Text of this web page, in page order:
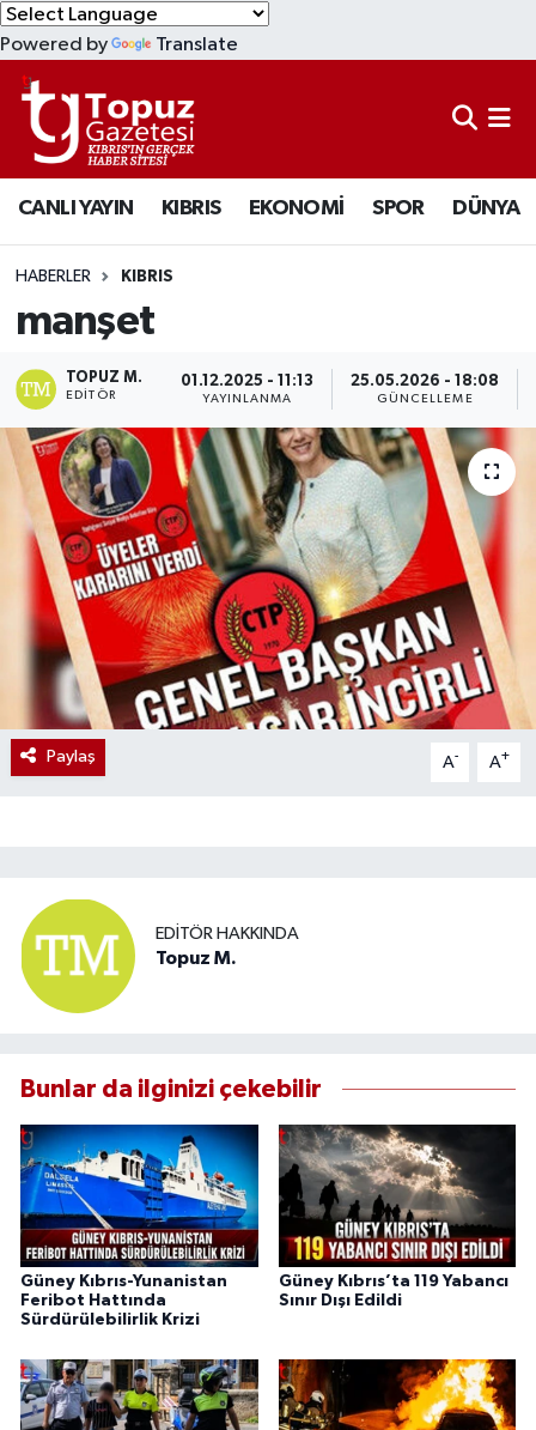
Powered by Translate
CANLI YAYIN KIBRIS EKONOMİ SPOR DÜNYA
HABERLER KIBRIS
manşet
TOPUZ M.
EDITÖR
01.12.2025 - 11:13
YAYINLANMA
25.05.2026 - 18:08
GÜNCELLEME
Paylaş A- A+
EDITÖR HAKKINDA
Topuz M.
Bunlar da ilginizi çekebilir
Güney Kıbrıs-Yunanistan
Feribot Hattında
Sürdürülebilirlik Krizi
Güney Kıbrıs’ta 119 Yabancı
Sınır Dışı Edildi
KIBRIS
DÜNYA
EKONOMİ
MAGAZİN
SAĞLIK
SPOR
TEKNOLOJİ
TÜRKİYE
Lefkoşa Nöbetçi Eczaneler
Lefkoşa Hava Durumu
Lefkoşa Trafik Yoğunluk Haritası
Süper Lig Puan Durumu ve Fikstür
Tüm Manşetler
Son Dakika Haberleri
Haber Arşivi